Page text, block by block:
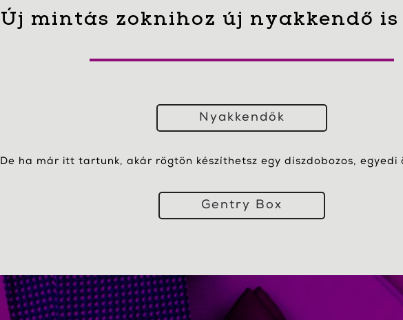
Új mintás zoknihoz új nyakkendő
Nyakkendők
De ha már itt tartunk, akár rögtön készíthetsz egy díszdobozos, egyedi
Gentry Box